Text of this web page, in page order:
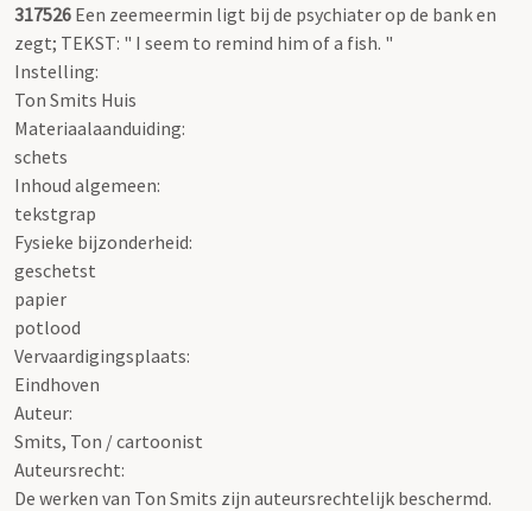
317526 Een zeemeermin ligt bij de psychiater op de bank en
zegt; TEKST: " I seem to remind him of a fish. "
Instelling:
Ton Smits Huis
Materiaalaanduiding:
schets
Inhoud algemeen:
tekstgrap
Fysieke bijzonderheid:
geschetst
papier
potlood
Vervaardigingsplaats:
Eindhoven
Auteur:
Smits, Ton / cartoonist
Auteursrecht:
De werken van Ton Smits zijn auteursrechtelijk beschermd.